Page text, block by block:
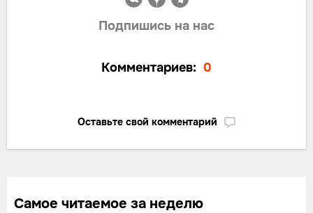
Подпишись на нас
Комментариев: 0
Оставьте свой комментарий
Самое читаемое за неделю